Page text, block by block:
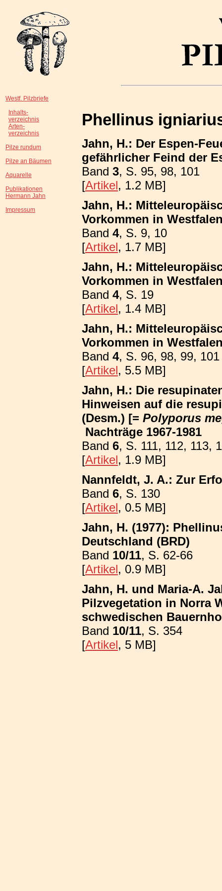
Westf. Pilzbriefe
Inhalts-
verzeichnis
Arten-
verzeichnis
Pilze rundum
Pilze an Bäumen
Aquarelle
Publikationen
Hermann Jahn
Impressum
Phellinus
Jahn, H.: Der Espen-
gefährlicher Feind der
Band 3, S. 95, 98, 101
[Artikel, 1.2 MB]
Jahn, H.:
Vorkommen in
Band 4, S. 9, 10
[Artikel, 1.7 MB]
Jahn, H.:
Vorkommen in
Band 4, S. 19
[Artikel, 1.4 MB]
Jahn, H.:
Vorkommen in
Band 4, S. 96, 98, 99, 101
[Artikel, 5.5 MB]
Jahn, H.: Die
Hinweisen auf die
(Desm.) [= Polyporus
Nachträge 1967-1981
Band 6, S. 111, 112, 113,
[Artikel, 1.9 MB]
Nannfeldt, J. A.: Zur
Band 6, S. 130
[Artikel, 0.5 MB]
Jahn, H. (1977):
Deutschland (BRD)
Band 10/11, S. 62-66
[Artikel, 0.9 MB]
Jahn, H. und Maria-A.
Pilzvegetation in Norra
schwedischen
Band 10/11, S. 354
[Artikel, 5 MB]